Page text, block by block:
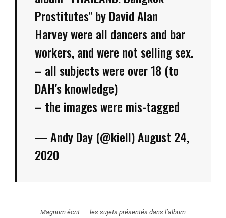
Prostitutes" by David Alan
Harvey were all dancers and bar
workers, and were not selling sex.
– all subjects were over 18 (to
DAH's knowledge)
– the images were mis-tagged
— Andy Day (@kiell)August 24,
2020
Magnum écrit : – les sujets présentés dans l’album